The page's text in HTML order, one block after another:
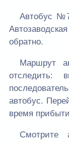
Автобус
обратно.
Маршрут
отследить:
автобус.
время
Смотрите